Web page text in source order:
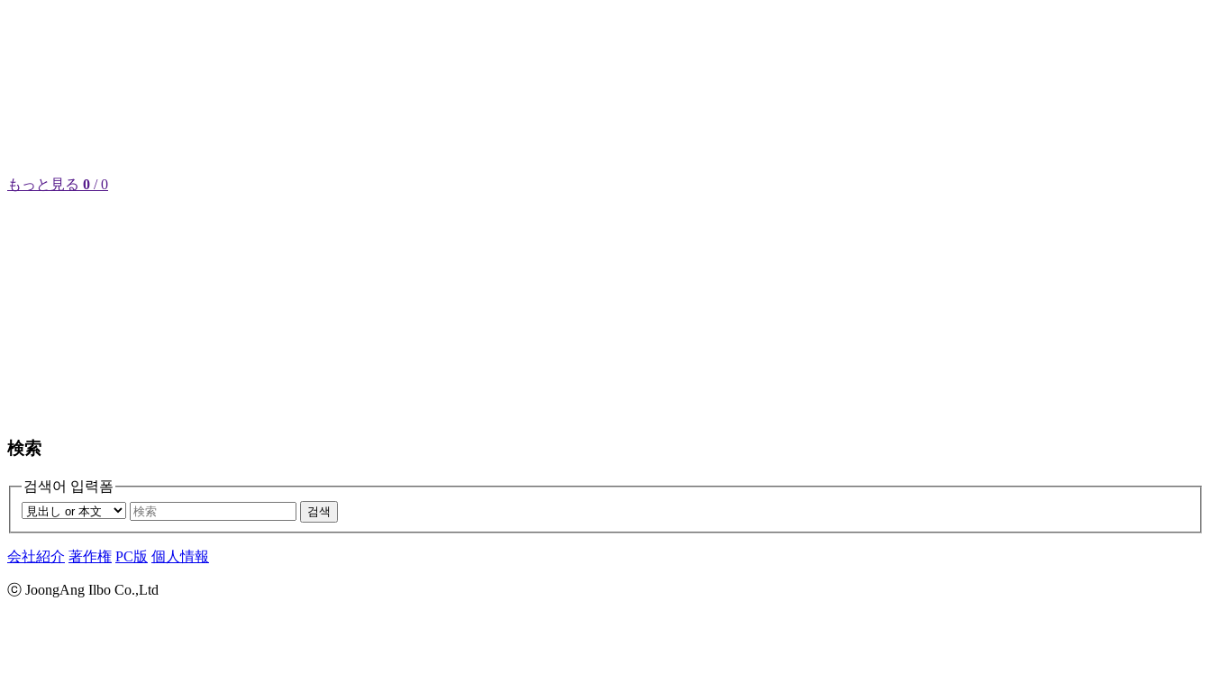
もっと見る 0 / 0
検索
검색어 입력폼
검색
会社紹介 著作権 PC版 個人情報
ⓒ JoongAng Ilbo Co.,Ltd